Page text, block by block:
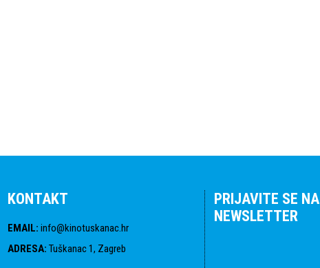
KONTAKT
EMAIL: info@kinotuskanac.hr
ADRESA: Tuškanac 1, Zagreb
PRIJAVITE SE NA
NEWSLETTER